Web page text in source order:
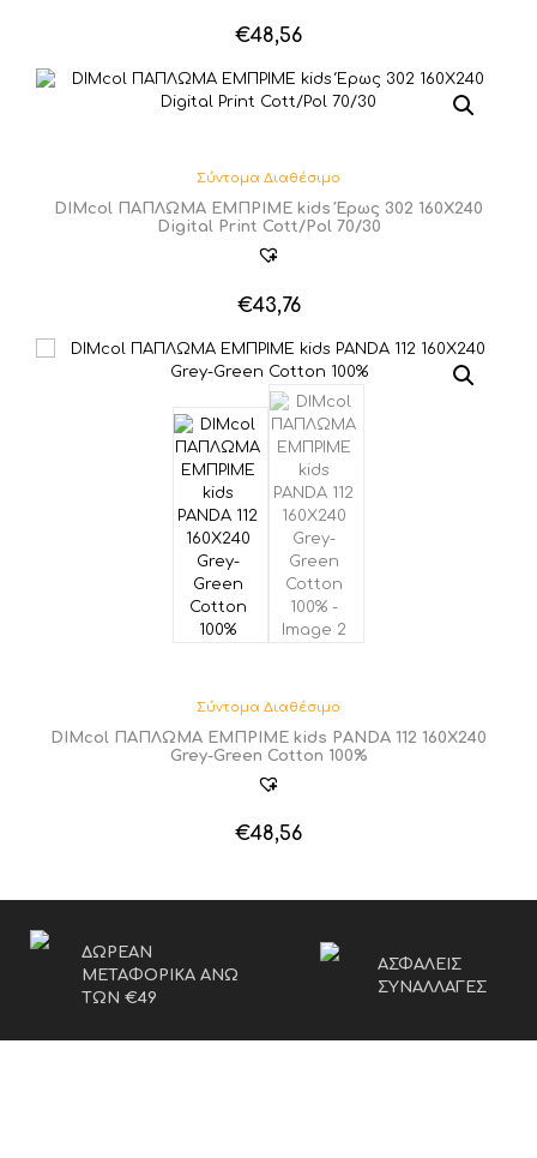
€48,56
Σύντομα Διαθέσιμο
DIMcol ΠΑΠΛΩΜΑ ΕΜΠΡΙΜΕ kids Έρως 302 160Χ240
Digital Print Cott/Pol 70/30
€43,76
Σύντομα Διαθέσιμο
DIMcol ΠΑΠΛΩΜΑ ΕΜΠΡΙΜΕ kids PANDA 112 160Χ240
Grey-Green Cotton 100%
€48,56
ΔΩΡΕΑΝ
ΜΕΤΑΦΟΡΙΚΑ ΑΝΩ
ΤΩΝ €49
ΑΣΦΑΛΕΙΣ
ΣΥΝΑΛΛΑΓΕΣ